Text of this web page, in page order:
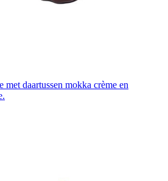
daartussen mokka crème en